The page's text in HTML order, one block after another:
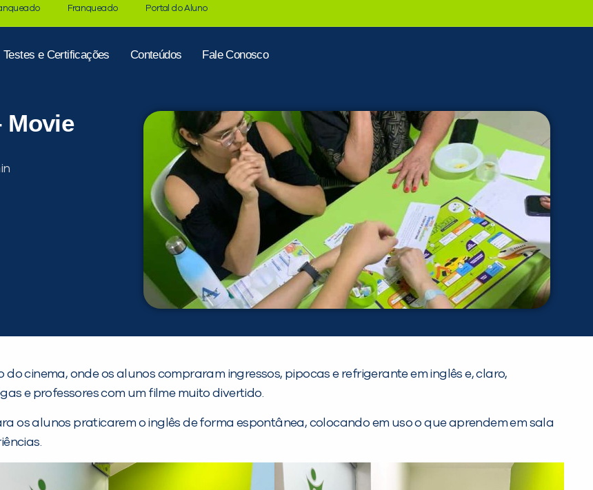
Franqueado Portal do Aluno
Testes e Certificações Conteúdos Fale Conosco
Movie
cinema, onde os alunos compraram ingressos, pipocas e refrigerante em inglês e, claro,
e professores com um filme muito divertido.
os alunos praticarem o inglês de forma espontânea, colocando em uso o que aprendem em sala